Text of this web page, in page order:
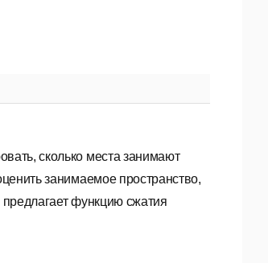
сколько места занимают
занимаемое пространство,
функцию сжатия